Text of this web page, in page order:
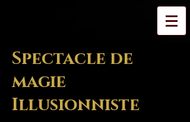
Spectacle de
magie
Illusionniste